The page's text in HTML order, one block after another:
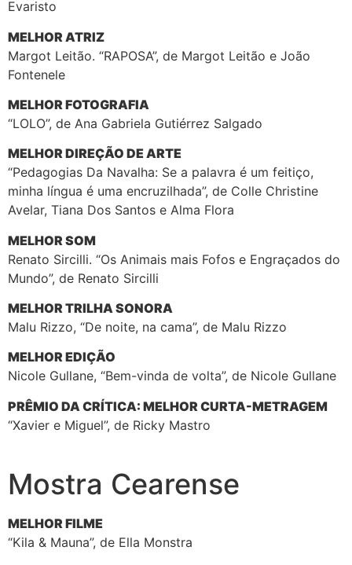
Evaristo
MELHOR ATRIZ
Margot Leitão. “RAPOSA”, de Margot Leitão e João
Fontenele
MELHOR FOTOGRAFIA
“LOLO”, de Ana Gabriela Gutiérrez Salgado
MELHOR DIREÇÃO DE ARTE
“Pedagogias Da Navalha: Se a palavra é um feitiço,
minha língua é uma encruzilhada”, de Colle Christine
Avelar, Tiana Dos Santos e Alma Flora
MELHOR SOM
Renato Sircilli. “Os Animais mais Fofos e Engraçados do
Mundo”, de Renato Sircilli
MELHOR TRILHA SONORA
Malu Rizzo, “De noite, na cama”, de Malu Rizzo
MELHOR EDIÇÃO
Nicole Gullane, “Bem-vinda de volta”, de Nicole Gullane
PRÊMIO DA CRÍTICA: MELHOR CURTA-METRAGEM
“Xavier e Miguel”, de Ricky Mastro
Mostra Cearense
MELHOR FILME
“Kila & Mauna”, de Ella Monstra